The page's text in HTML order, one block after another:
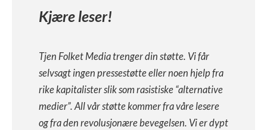
Kjære leser!
Tjen Folket Media trenger din støtte. Vi får
selvsagt ingen pressestøtte eller noen hjelp fra
rike kapitalister slik som rasistiske “alternative
medier”. All vår støtte kommer fra våre lesere
og fra den revolusjonære bevegelsen. Vi er dypt